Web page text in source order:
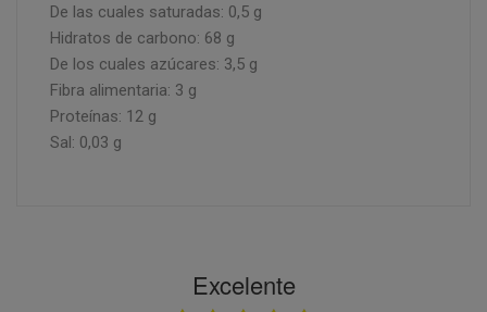
De las cuales saturadas: 0,5 g
Hidratos de carbono: 68 g
De los cuales azúcares: 3,5 g
Fibra alimentaria: 3 g
Proteínas: 12 g
Sal: 0,03 g
Excelente